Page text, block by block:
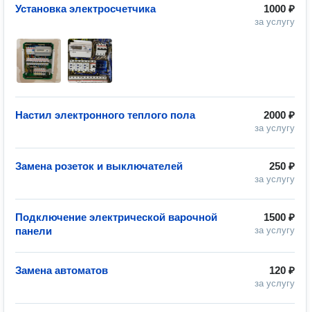
1000 ₽
за услугу
Установка электросчетчика
2000 ₽
за услугу
Настил электронного теплого пола
250 ₽
за услугу
Замена розеток и выключателей
1500 ₽
за услугу
Подключение электрической варочной
панели
120 ₽
за услугу
Замена автоматов